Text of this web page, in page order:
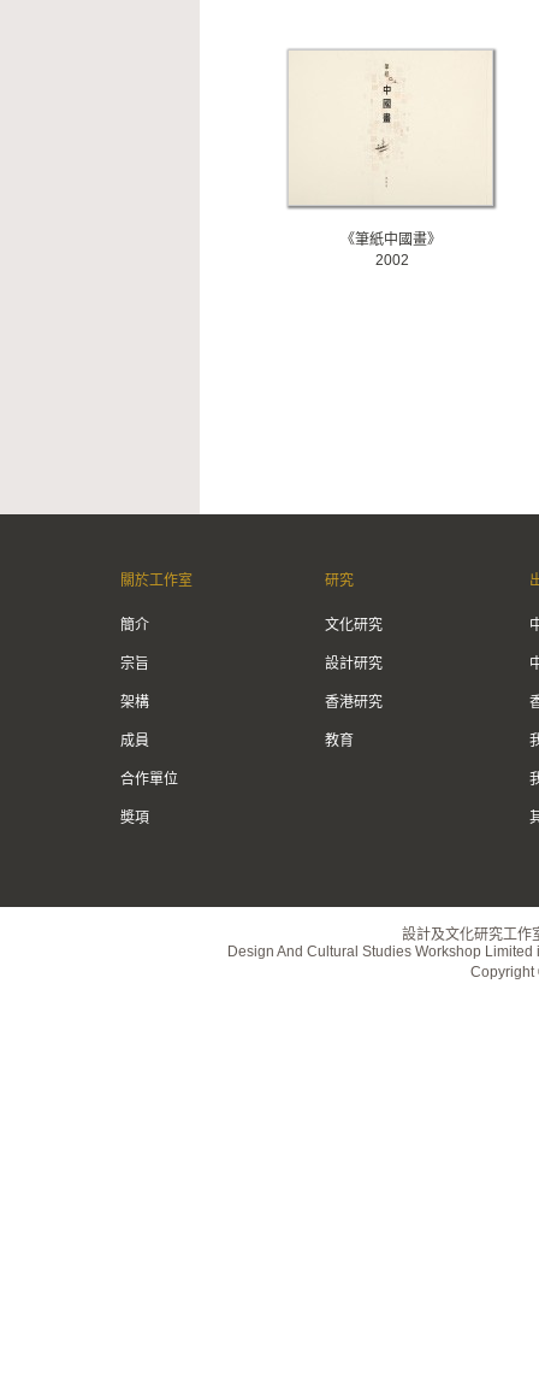
《筆紙中國畫》
2002
關於工作室
簡介
宗旨
架構
成員
合作單位
奬項
研究
文化研究
設計研究
香港研究
教育
設計及文化研究工作
Design And Cultural Studies Workshop
Copyright